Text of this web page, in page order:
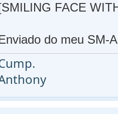
FACE
do meu SM-